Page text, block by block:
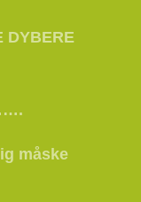
DYBERE
måske